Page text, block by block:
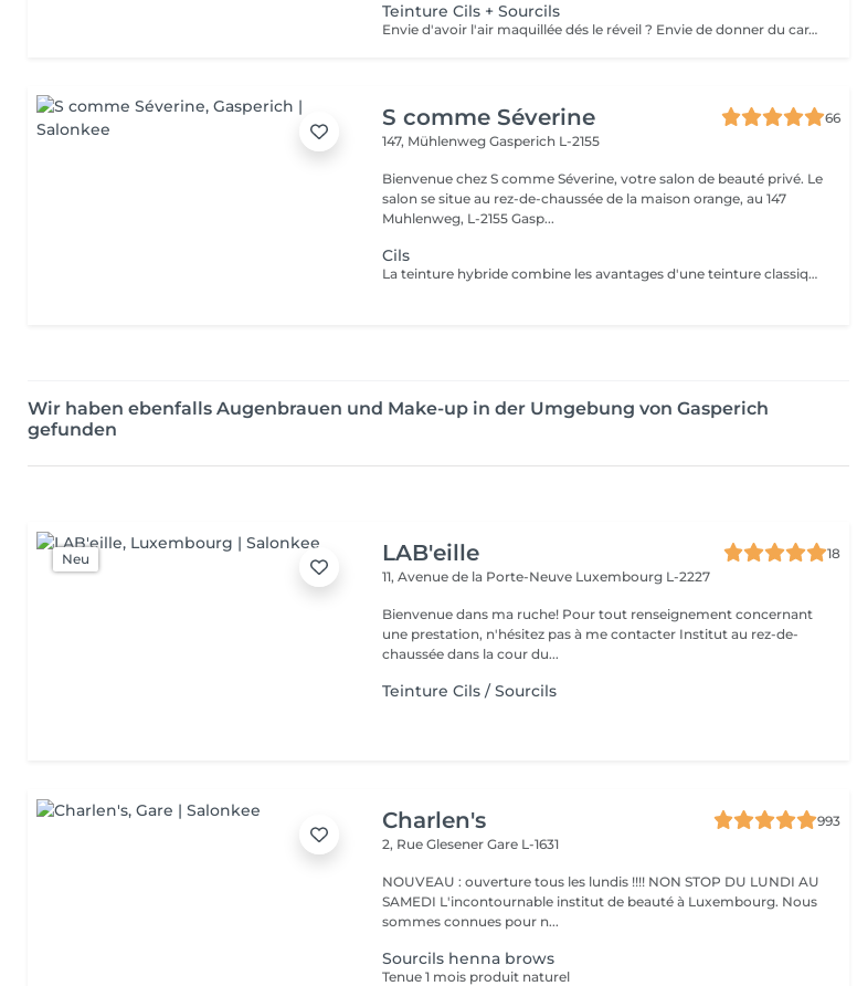
Teinture Cils + Sourcils
Envie d'avoir l'air maquillée dés le réveil ? Envie de donner du caractère, de l'intensité à votre regard ? Envie d'un visage plus expressif ? Afin de mettre en valeur vos cils et vos sourcils naturels sans make up, optez pour la teinture ! La teinture donne un effet profond, fourni et plus intense. Elle est résistante à l'eau et dure jusqu'à 6 semaines. Elle ajoute brillance et éclat ; elle couvre les éventuels cils et sourcils grisonnants. Les yeux sont plus expressifs même sans maquillage
S comme Séverine
66
147, MühlenwegGasperich L-2155
Bienvenue chez S comme Séverine, votre salon de beauté privé. Le
salon se situe au rez-de-chaussée de la maison orange, au 147
Muhlenweg, L-2155 Gasp...
Cils
La teinture hybride combine les avantages d'une teinture classique et du henné, offrant une couleur qui dure jusqu'à 6 semaines. Enrichie en ingrédients nourrissants tels que l'aloé vera, l'huile d'amande et la cire d'abeille.
Wir haben ebenfalls Augenbrauen und Make-up in der Umgebung von Gasperich
gefunden
Neu LAB'eille
18
11, Avenue de la Porte-Neuve Luxembourg L-2227
Bienvenue dans ma ruche! Pour tout renseignement concernant
une prestation, n'hésitez pas à me contacter Institut au rez-de-
chaussée dans la cour du...
Teinture Cils / Sourcils
Charlen's
993
2, Rue GlesenerGare L-1631
NOUVEAU : ouverture tous les lundis !!!! NON STOP DU LUNDI AU
SAMEDI L'incontournable institut de beauté à Luxembourg. Nous
sommes connues pour n...
Sourcils henna brows
Tenue 1 mois produit naturel